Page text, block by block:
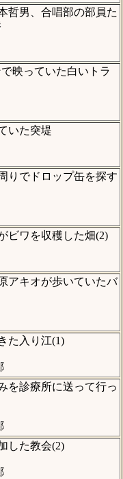
哲男、合唱部の部員た
映っていた白いトラ
いた突堤
りでドロップ缶を探す
ビワを収穫した畑(2)
アキオが歩いていたバ
た入り江(1)
を診療所に送って行っ
した教会(2)